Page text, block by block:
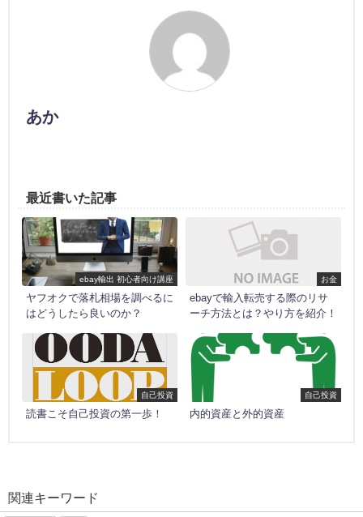
あか
最近書いた記事
ebay輸出 初心者向け講座
ヤフオクで落札相場を調べるに
はどうしたら良いのか？
お金
ebayで輸入転売する際のリサ
ーチ方法とは？やり方を紹介！
自己投資
読書こそ自己投資の第一歩！
自己投資
内的資産と外的資産
関連キーワード